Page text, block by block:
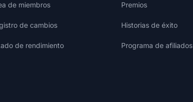
de miembros
de cambios
de rendimiento
Premios
Historias de éxito
Programa de afiliados